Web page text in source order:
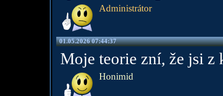
Administrátor
01.05.2026 07:44:37
Moje teorie zní, že jsi z
Honimid